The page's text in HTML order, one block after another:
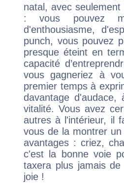
natal, avec
: vous pouvez
d'enthousiasme,
punch, vous pouvez
presque éteint en
capacité
vous gagneriez à
premier temps à
davantage
vitalité. Vous avez
autres à l'intérieur, il
vous de la montrer
avantages : criez,
c'est la bonne voie
taxera plus jamais
joie !